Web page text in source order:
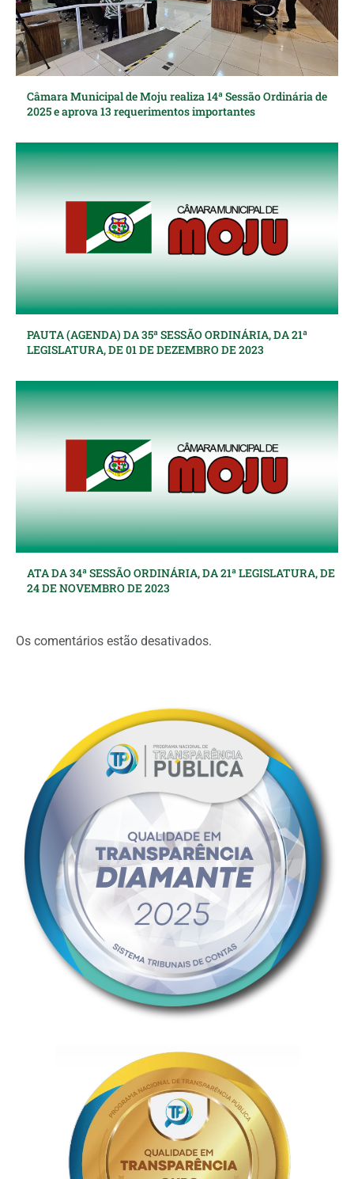
Câmara Municipal de Moju realiza 14ª Sessão Ordinária de
2025 e aprova 13 requerimentos importantes
PAUTA (AGENDA) DA 35ª SESSÃO ORDINÁRIA, DA 21ª
LEGISLATURA, DE 01 DE DEZEMBRO DE 2023
ATA DA 34ª SESSÃO ORDINÁRIA, DA 21ª LEGISLATURA, DE
24 DE NOVEMBRO DE 2023
Os comentários estão desativados.